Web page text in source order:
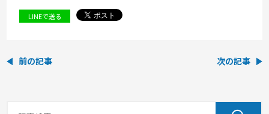
LINEで送る
前の記事 次の記事